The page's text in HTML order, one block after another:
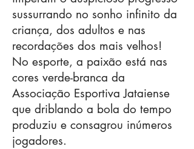
sussurrando no sonho infinito da
criança, dos adultos e nas
recordações dos mais velhos!
No esporte, a paixão está nas
cores verde-branca da
Associação Esportiva Jataiense
que driblando a bola do tempo
produziu e consagrou inúmeros
jogadores.